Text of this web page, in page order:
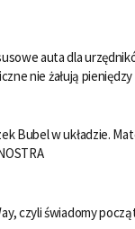
auta dla
nie żałują
Bubel w układzie.
czyli świadomy